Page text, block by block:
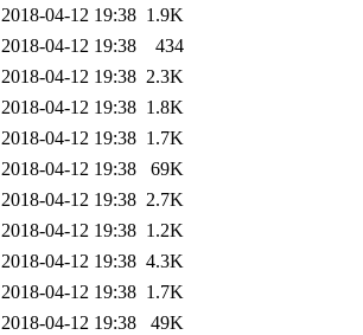
2018-04-12 19:38 1.9K
2018-04-12 19:38
434
2018-04-12 19:38 2.3K
2018-04-12 19:38 1.8K
2018-04-12 19:38 1.7K
2018-04-12 19:38
69K
2018-04-12 19:38 2.7K
2018-04-12 19:38 1.2K
2018-04-12 19:38 4.3K
2018-04-12 19:38 1.7K
2018-04-12 19:38
49K